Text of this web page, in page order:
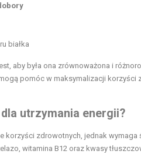
białka
aby była ona zrównoważona i
pomóc w maksymalizacji korzyści
utrzymania energii?
korzyści zdrowotnych, jednak wymaga
witamina B12 oraz kwasy